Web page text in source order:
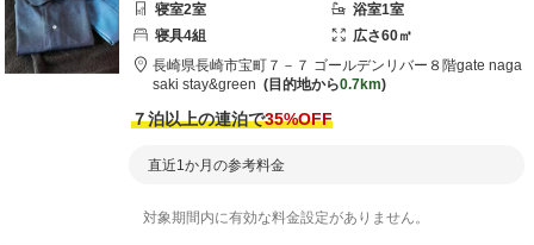
寝室2室 浴室1室
寝具4組 広さ60㎡
長崎県長崎市宝町７－７ ゴールデンリバー８階gate naga
saki stay&green
目的地から0.7km
７泊以上の連泊で35%OFF
直近1か月の参考料金
対象期間内に有効な料金設定がありません。